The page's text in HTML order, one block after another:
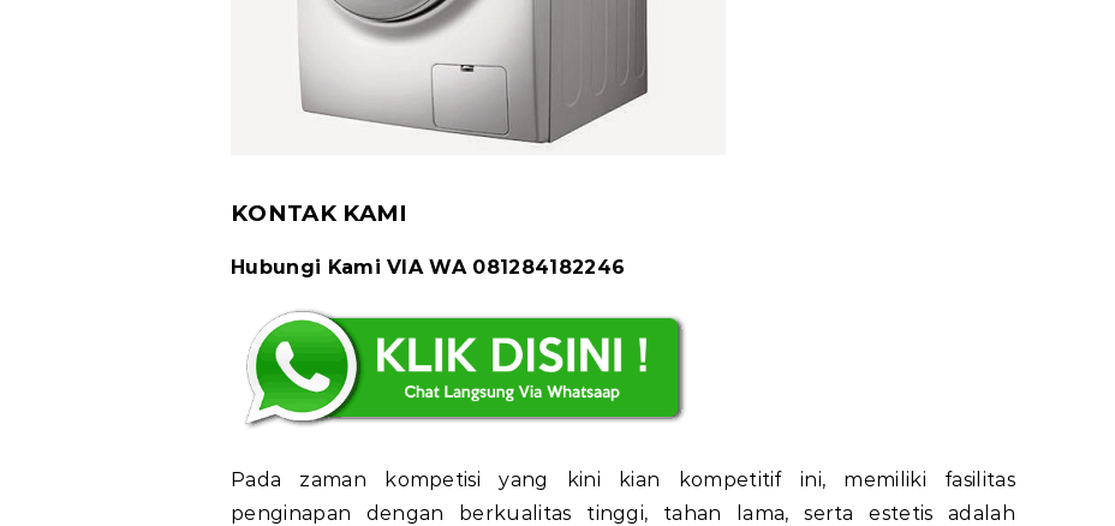
KONTAK KAMI
Hubungi Kami VIA WA 081284182246
Pada zaman kompetisi yang kini kian kompetitif ini, memiliki fasilitas
penginapan dengan berkualitas tinggi, tahan lama, serta estetis adalah